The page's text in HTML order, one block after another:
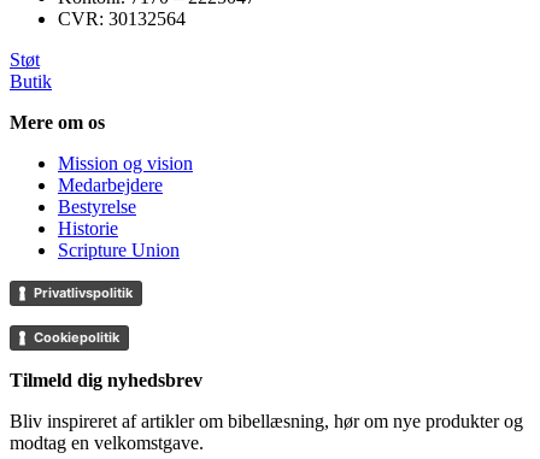
CVR: ‍30132564
Støt
Butik
Mere om os
Mission og vision
Medarbejdere
Bestyrelse
Historie
Scripture Union
Privatlivspolitik
Cookiepolitik
Tilmeld dig nyhedsbrev
Bliv inspireret af artikler om bibellæsning, hør om nye produkter og
modtag en velkomstgave.